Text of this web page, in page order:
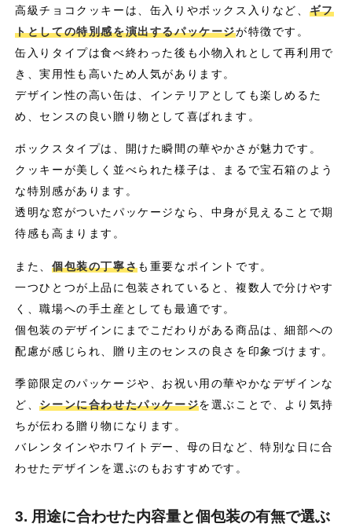
高級チョコクッキーは、缶入りやボックス入りなど、 ギフ
トとしての特別感を演出するパッケージが特徴です。
缶入りタイプは食べ終わった後も小物入れとして再利用で
き、実用性も高いため人気があります。
デザイン性の高い缶は、インテリアとしても楽しめるた
め、センスの良い贈り物として喜ばれます。
ボックスタイプは、開けた瞬間の華やかさが魅力です。
クッキーが美しく並べられた様子は、まるで宝石箱のよう
な特別感があります。
透明な窓がついたパッケージなら、中身が見えることで期
待感も高まります。
また、 個包装の丁寧さも重要なポイントです。
一つひとつが上品に包装されていると、複数人で分けやす
く、職場への手土産としても最適です。
個包装のデザインにまでこだわりがある商品は、細部への
配慮が感じられ、贈り主のセンスの良さを印象づけます。
季節限定のパッケージや、お祝い用の華やかなデザインな
ど、シーンに合わせたパッケージを選ぶことで、より気持
ちが伝わる贈り物になります。
バレンタインやホワイトデー、母の日など、特別な日に合
わせたデザインを選ぶのもおすすめです。
3. 用途に合わせた内容量と個包装の有無で選ぶ